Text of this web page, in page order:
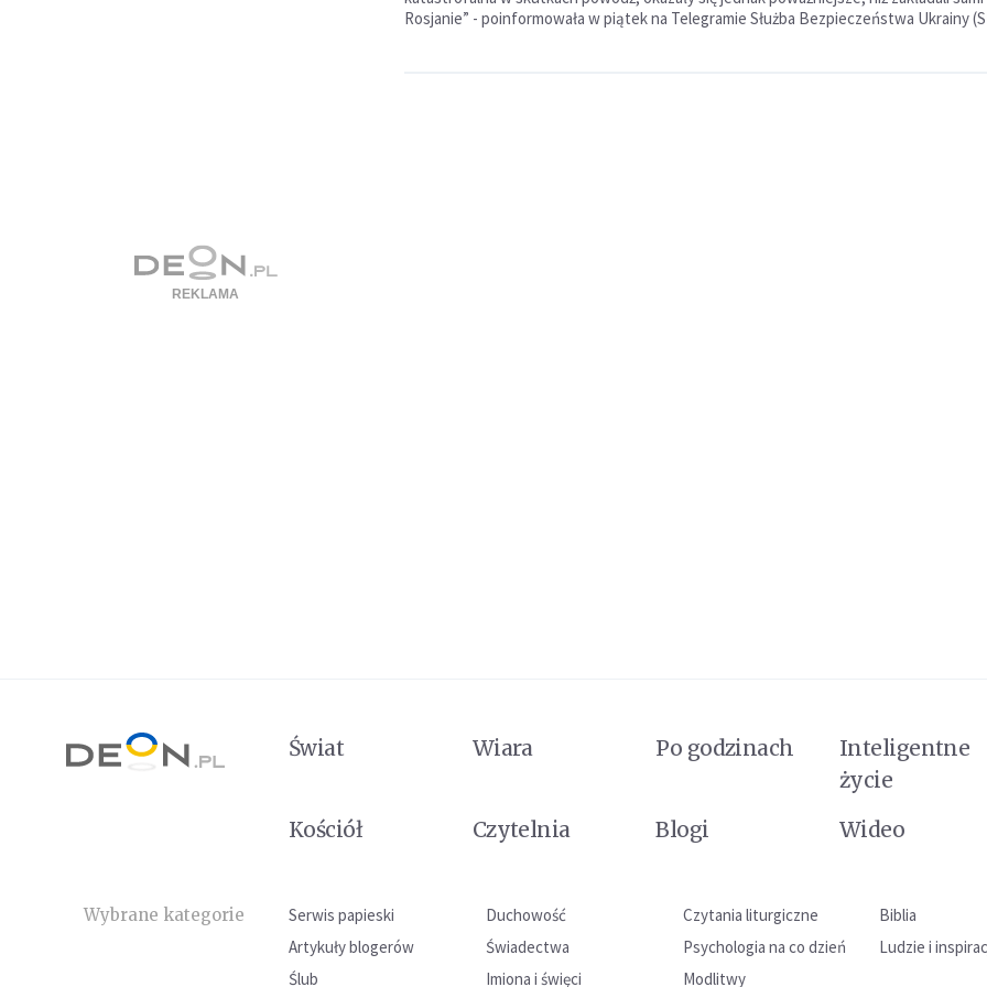
Rosjanie” - poinformowała w piątek na Telegramie Służba Bezpieczeństwa Ukrainy
Świat Wiara Po godzinach
Inteligentne
życie
Kościół
Czytelnia Blogi Wideo
Wybrane kategorie Serwis papieski Duchowość Czytania liturgiczne
Biblia
Artykuły blogerów
Świadectwa Psychologia na co dzień
Ludzie i
Ślub
Imiona i święci Modlitwy